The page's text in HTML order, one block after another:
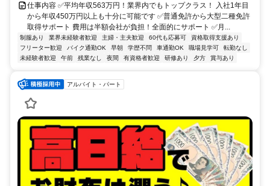
仕事内容 ✅平均年収563万円！業界内でもトップクラス！ 入社1年目
から年収450万円以上も十分に可能です ✅普通免許から大型二種免許
取得サポート 費用は半額会社が負担！全面的にサポート ✅月...
制服あり 業界未経験者歓迎 主婦・主夫歓迎 60代も応募可
資格取得支援あり
フリーター歓迎
バイク通勤OK 早朝 学歴不問 車通勤OK 職場見学可
転勤なし
未経験者歓迎
午前 残業なし 夜間 有資格者歓迎 研修あり 夕方 賞与あり
アルバイト・パート